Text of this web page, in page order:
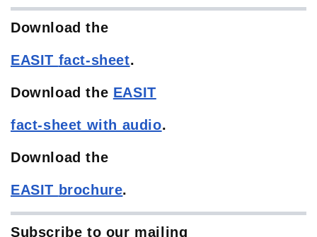
Download the
EASIT fact-sheet.
Download the EASIT
fact-sheet with audio.
Download the
EASIT brochure.
Subscribe to our mailing